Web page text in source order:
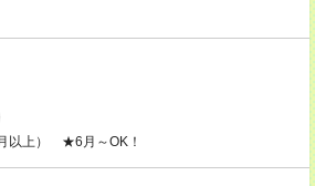
以上） ★6月～OK！